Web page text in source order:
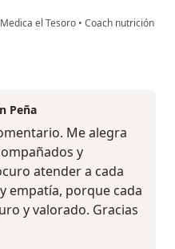
el Tesoro • Coach nutrición
Peña
Me alegra
y
atender a cada
empatía, porque cada
y valorado. Gracias